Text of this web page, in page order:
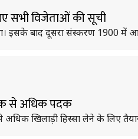
सभी विजेताओं की सूची
इसके बाद दूसरा संस्करण 1900 में
से अधिक पदक
खिलाड़ी हिस्सा लेने के लिए